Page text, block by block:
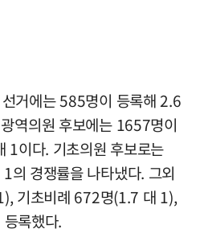
거에는 585명이 등록해 2.6
역의원 후보에는 1657명이
1이다. 기초의원 후보로는
의 경쟁률을 나타냈다. 그외
기초비례 672명(1.7 대 1),
록했다.